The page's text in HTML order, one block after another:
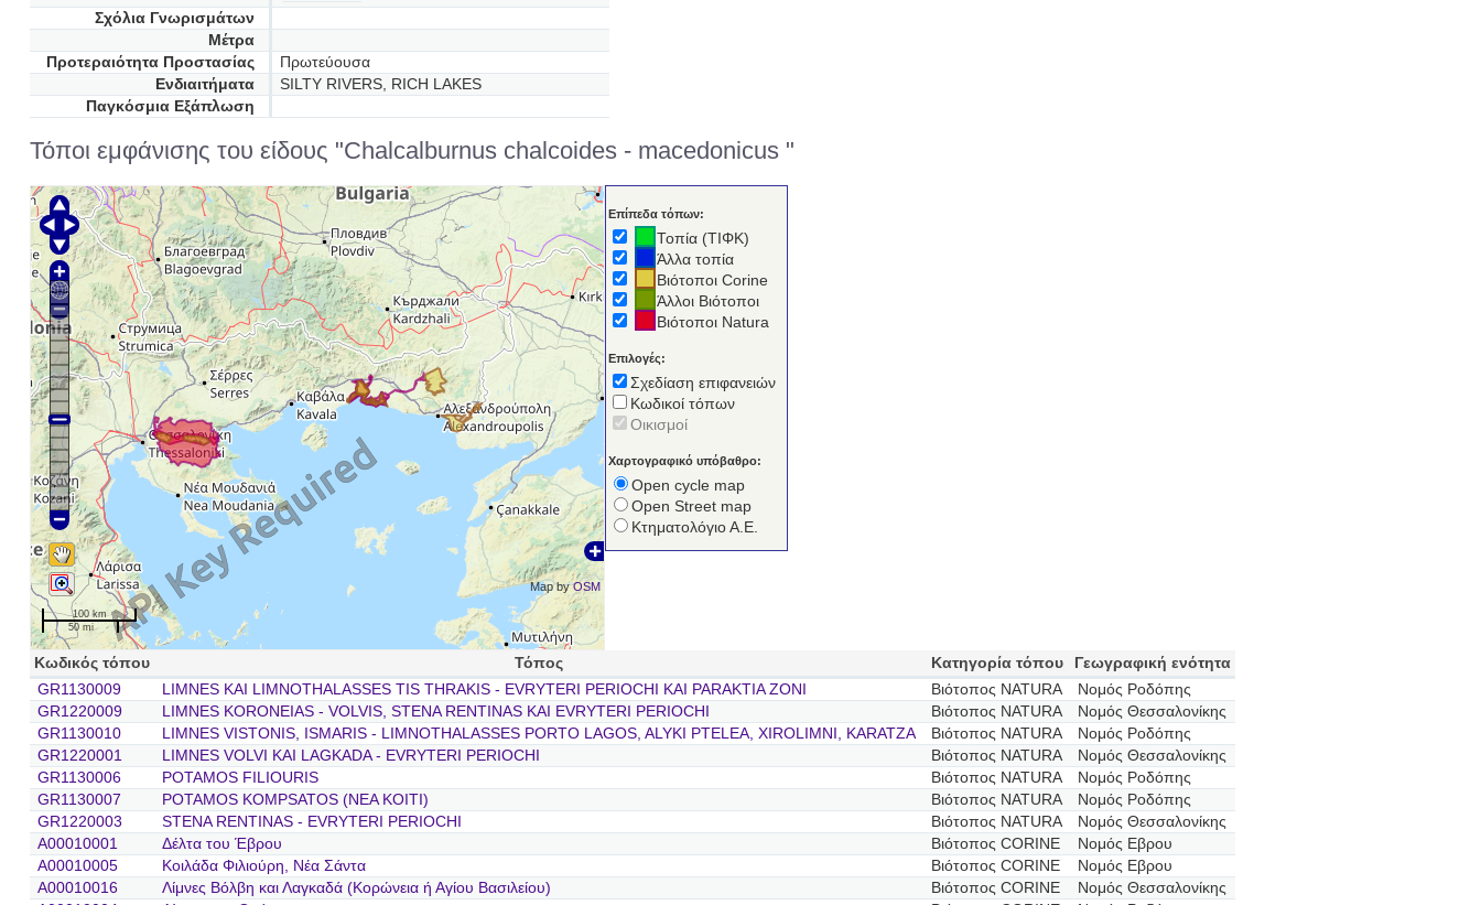
Σχόλια Γνωρισμάτων
Μέτρα
Προτεραιότητα Προστασίας
Πρωτεύουσα
Ενδιαιτήματα
SILTY RIVERS, RICH LAKES
Παγκόσμια Εξάπλωση
Τόποι εμφάνισης του είδους "Chalcalburnus chalcoides - macedonicus "
Map byOSM
100 km
50 mi
Επίπεδα τόπων:
Τοπία (ΤΙΦΚ)
Άλλα τοπία
Βιότοποι Corine
Άλλοι Βιότοποι
Βιότοποι Natura
Επιλογές:
Σχεδίαση επιφανειών
Κωδικοί τόπων
Οικισμοί
Χαρτογραφικό υπόβαθρο:
Open cycle map
Open Street map
Κτηματολόγιο Α.Ε.
Κωδικός τόπου Τόπος Κατηγορία τόπου
Γεωγραφική ενότητα
GR1130009
LIMNES KAI LIMNOTHALASSES TIS THRAKIS - EVRYTERI PERIOCHI KAI PARAKTIA ZONI Βιότοπος NATURA
Νομός Ροδόπης
GR1220009
LIMNES KORONEIAS - VOLVIS, STENA RENTINAS KAI EVRYTERI PERIOCHI Βιότοπος NATURA
Νομός Θεσσαλονίκης
GR1130010
LIMNES VISTONIS, ISMARIS - LIMNOTHALASSES PORTO LAGOS, ALYKI PTELEA, XIROLIMNI, KARATZA Βιότοπος NATURA
Νομός Ροδόπης
GR1220001
LIMNES VOLVI KAI LAGKADA - EVRYTERI PERIOCHI Βιότοπος NATURA
Νομός Θεσσαλονίκης
GR1130006
POTAMOS FILIOURIS Βιότοπος NATURA
Νομός Ροδόπης
GR1130007
POTAMOS KOMPSATOS (NEA KOITI) Βιότοπος NATURA
Νομός Ροδόπης
GR1220003
STENA RENTINAS - EVRYTERI PERIOCHI Βιότοπος NATURA
Νομός Θεσσαλονίκης
A00010001
Δέλτα του Έβρου Βιότοπος CORINE
Νομός Εβρου
A00010005
Κοιλάδα Φιλιούρη, Νέα Σάντα Βιότοπος CORINE
Νομός Εβρου
A00010016
Λίμνες Βόλβη και Λαγκαδά (Κορώνεια ή Αγίου Βασιλείου) Βιότοπος CORINE
Νομός Θεσσαλονίκης